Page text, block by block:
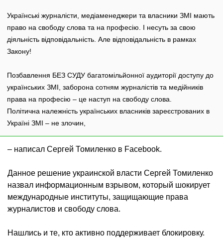
Українські журналісти, медіаменеджери та власники ЗМІ мають
право на свободу слова та на професію. І несуть за свою
діяльність відповідальність. Але відповідальність в рамках
Закону!
Позбавлення БЕЗ СУДУ багатомільйонної аудиторії доступу до
українських ЗМІ, заборона сотням журналістів та медійників
права на професію – це наступ на свободу слова.
Політична належність українських власників зареєстрованих в
Україні ЗМІ – не злочин,
– написал Сергей Томиленко в Facebook.
Данное решение украинской власти Сергей Томиленко
назвал информационным взрывом, который шокирует
международные институты, защищающие права
журналистов и свободу слова.
Нашлись и те, кто активно поддерживает блокировку.